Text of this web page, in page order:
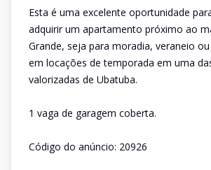
Esta é uma excelente oportunidade
adquirir um apartamento próximo ao
Grande, seja para moradia, veraneio
em locações de temporada em uma
valorizadas de Ubatuba.
1 vaga de garagem coberta.
Código do anúncio: 20926